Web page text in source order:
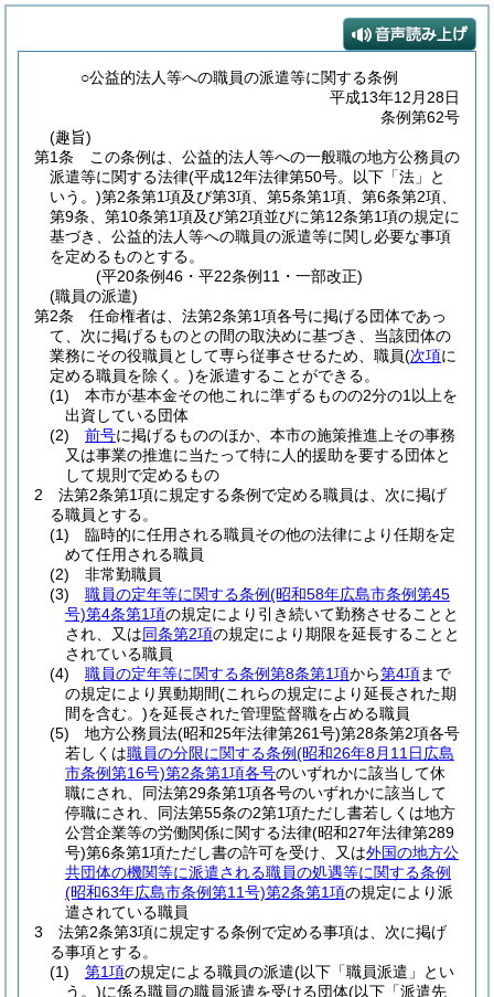
○公益的法人等への職員の派遣等に関する条例
平成13年12月28日
条例第62号
(趣旨)
第1条
この条例は、公益的法人等への一般職の地方公務員の
派遣等に関する法律(平成12年法律第50号。以下「法」と
いう。)第2条第1項及び第3項、第5条第1項、第6条第2項、
第9条、第10条第1項及び第2項並びに第12条第1項の規定に
基づき、公益的法人等への職員の派遣等に関し必要な事項
を定めるものとする。
(平20条例46・平22条例11・一部改正)
(職員の派遣)
第2条
任命権者は、法第2条第1項各号に掲げる団体であっ
て、次に掲げるものとの間の取決めに基づき、当該団体の
業務にその役職員として専ら従事させるため、職員(次項に
定める職員を除く。)を派遣することができる。
(1)
本市が基本金その他これに準ずるものの2分の1以上を
出資している団体
(2)
前号に掲げるもののほか、本市の施策推進上その事務
又は事業の推進に当たって特に人的援助を要する団体と
して規則で定めるもの
2
法第2条第1項に規定する条例で定める職員は、次に掲げ
る職員とする。
(1)
臨時的に任用される職員その他の法律により任期を定
めて任用される職員
(2)
非常勤職員
(3)
職員の定年等に関する条例(昭和58年広島市条例第45
号)第4条第1項の規定により引き続いて勤務させることと
され、又は同条第2項の規定により期限を延長することと
されている職員
(4)
職員の定年等に関する条例第8条第1項から第4項まで
の規定により異動期間(これらの規定により延長された期
間を含む。)を延長された管理監督職を占める職員
(5)
地方公務員法(昭和25年法律第261号)第28条第2項各号
若しくは職員の分限に関する条例(昭和26年8月11日広島
市条例第16号)第2条第1項各号のいずれかに該当して休
職にされ、同法第29条第1項各号のいずれかに該当して
停職にされ、同法第55条の2第1項ただし書若しくは地方
公営企業等の労働関係に関する法律(昭和27年法律第289
号)第6条第1項ただし書の許可を受け、又は外国の地方公
共団体の機関等に派遣される職員の処遇等に関する条例
(昭和63年広島市条例第11号)第2条第1項の規定により派
遣されている職員
3
法第2条第3項に規定する条例で定める事項は、次に掲げ
る事項とする。
(1)
第1項の規定による職員の派遣(以下「職員派遣」とい
う。)に係る職員の職員派遣を受ける団体(以下「派遣先